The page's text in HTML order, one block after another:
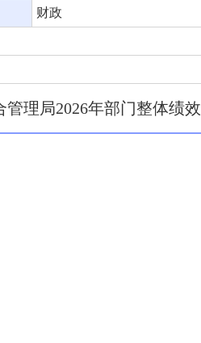
财政
管理局2026年部门整体绩效